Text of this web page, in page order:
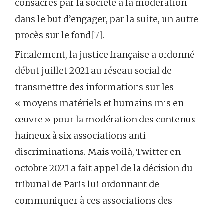
consacrés par la société à la modération
dans le but d’engager, par la suite, un autre
procès sur le fond[7].
Finalement, la justice française a ordonné
début juillet 2021 au réseau social de
transmettre des informations sur les
« moyens matériels et humains mis en
œuvre » pour la modération des contenus
haineux à six associations anti-
discriminations. Mais voilà, Twitter en
octobre 2021 a fait appel de la décision du
tribunal de Paris lui ordonnant de
communiquer à ces associations des